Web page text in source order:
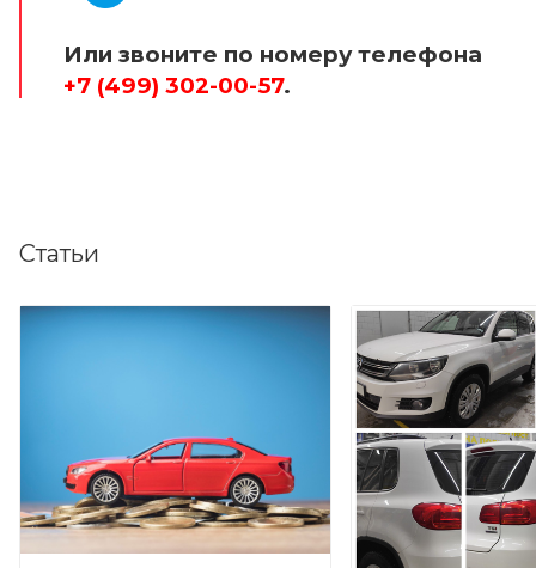
Или звоните по номеру телефона
+7 (499) 302-00-57.
Статьи